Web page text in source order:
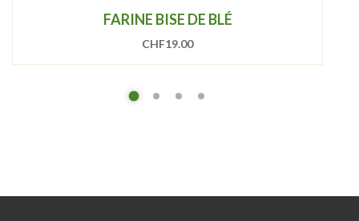
FARINE BISE DE BLÉ
CHF19.00